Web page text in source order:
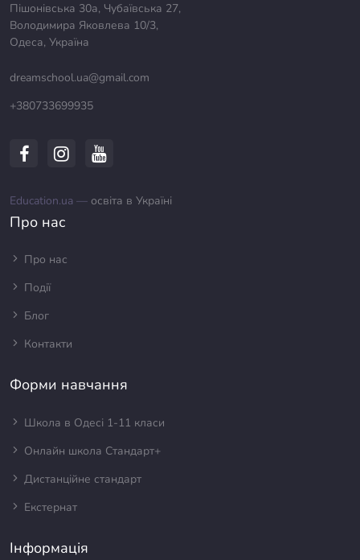
Пішонівська 30а, Чубаївська 27,
Володимира Яковлева 10/3,
Одеса, Україна
dreamschool.ua@gmail.com
+380733699935
Education.ua — освіта в Україні
Про нас
Про нас
Події
Блог
Контакти
Форми навчання
Школа в Одесі 1-11 класи
Онлайн школа Стандарт+
Дистанційне стандарт
Екстернат
Інформація